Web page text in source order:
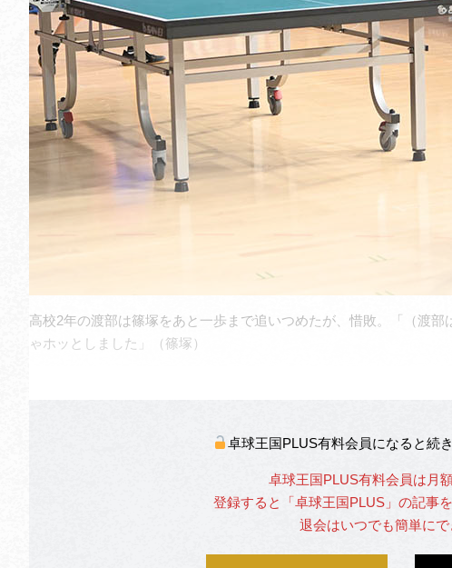
高校2年の渡部は篠塚をあと一歩まで追いつめたが、惜敗。「（渡
ゃホッとしました」（篠塚）
卓球王国PLUS有料会員になると続
卓球王国PLUS有料会員は月額
登録すると「卓球王国PLUS」の記事
退会はいつでも簡単にで